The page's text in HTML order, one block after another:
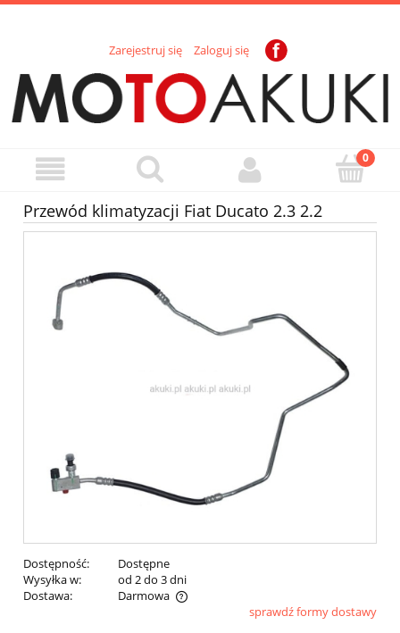
Zarejestruj się Zaloguj się
Przewód klimatyzacji Fiat Ducato 2.3 2.2
Dostępność:
Dostępne
Wysyłka w:
od 2 do 3 dni
Dostawa:
Darmowa
Cena nie zawiera ewentualnych kosztów płatnościsprawdź formy dostawy